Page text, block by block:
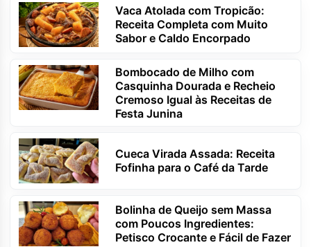
Vaca Atolada com Tropicão:
Receita Completa com Muito
Sabor e Caldo Encorpado
Bombocado de Milho com
Casquinha Dourada e Recheio
Cremoso Igual às Receitas de
Festa Junina
Cueca Virada Assada: Receita
Fofinha para o Café da Tarde
Bolinha de Queijo sem Massa
com Poucos Ingredientes:
Petisco Crocante e Fácil de Fazer